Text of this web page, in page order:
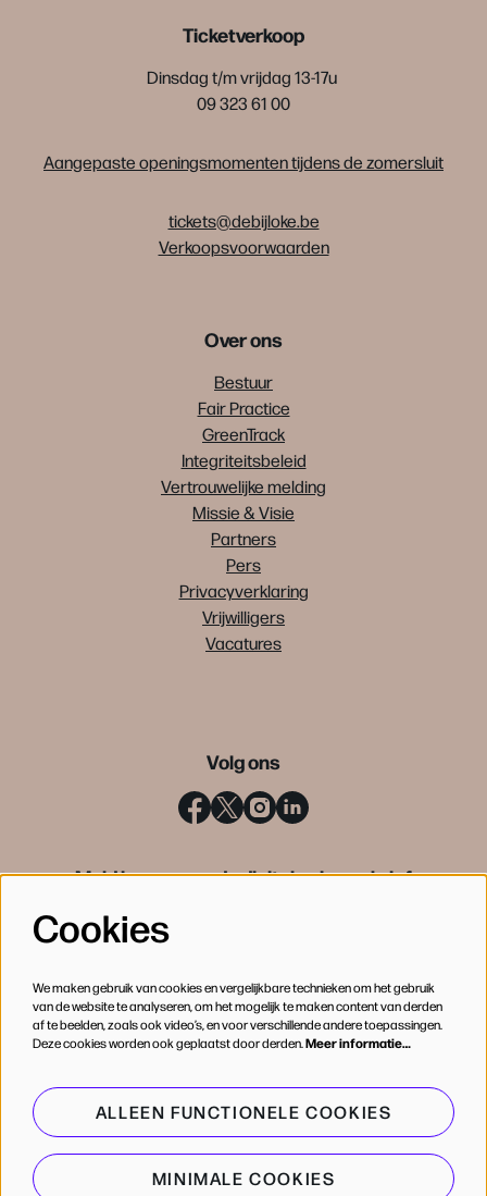
Ticketverkoop
Dinsdag t/m vrijdag 13-17u
09 323 61 00
Aangepaste openingsmomenten tijdens de zomersluit
tickets@debijloke.be
Verkoopsvoorwaarden
Over ons
Bestuur
Fair Practice
GreenTrack
Integriteitsbeleid
Vertrouwelijke melding
Missie & Visie
Partners
Pers
Privacyverklaring
Vrijwilligers
Vacatures
Volg ons
Meld je aan voor de digitale nieuwsbrief
Cookies
We maken gebruik van cookies en vergelijkbare technieken om het gebruik
van de website te analyseren, om het mogelijk te maken content van derden
af te beelden, zoals ook video’s, en voor verschillende andere toepassingen.
Deze cookies worden ook geplaatst door derden.Meer informatie…
ALLEEN FUNCTIONELE COOKIES
MINIMALE COOKIES